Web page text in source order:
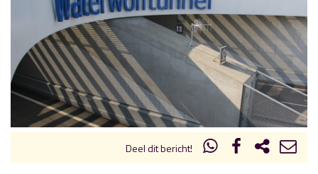
uur 1 van x Volgend uur
Inklappen
Deel dit bericht!